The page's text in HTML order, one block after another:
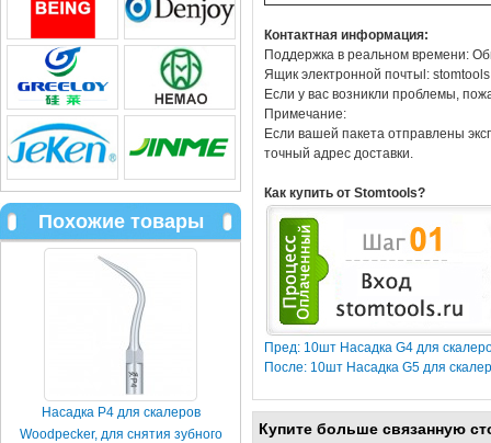
Контактная информация:
Поддержка в реальном времени:
Ящик электронной почтыl:
Если у вас возникли проблемы,
Примечание:
Если вашей пакета отправлены
точный адрес доставки.
Как купить от Stomtools?
Пред: 10шт Насадка G4 для
После: 10шт Насадка G5 для
Купите больше связанную
Похожие товары
Насадка P4 для скалеров
Woodpecker, для снятия зубного